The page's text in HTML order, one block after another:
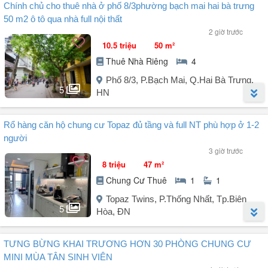
Nhà riêng thang máy Trường Chinh
- Diện tích: 45m² x 7 tầng - Mặt 6M
- Thiết kế : thông sàn,
- Có ĐH, NL
- Để ô tô trước nhà, 2 mặt thoáng (trước và sau)
HĐ lâu dài
Chính chủ cho thuê nhà ở phố 8/3phường bạch mai hai bà trưng
50 m2 ô tô qua nhà full nội thất
2 giờ trước
5
10.5 triệu 50 m²
Thuê Nhà Riêng 4
Phố 8/3, P.Bạch Mai, Q.Hai Bà Trưng,
HN
Người đăng: Hùng Nam
(1 tin đăng)
– Cho thuê nhà phố 8/3, đường ô tô, gần trường mầm non 8/3, bệnh
viện Thanh Nhàn, khu trung tâm quận Hai Bà Trưng, thuận tiện đi
các ngả. Nhà đã có điều hoà, bình nóng lạnh.
– Nhà diện tích: 50m² - 4 tầng- full nội thất
+ Tầng 1: Khách, bếp, vệ sinh.
+ Tầng 2: 2 ngủ - vệ sinh.
+ Tầng 4: Sân thượng phơi đồ có mái che.
Rổ hàng căn hộ chung cư Topaz đủ tầng và full NT phù hợp ở 1-2
người
3 giờ trước
5
8 triệu 47 m²
Chung Cư Thuê 1 1
Topaz Twins, P.Thống Nhất, Tp.Biên
Hòa, ĐN
Người đăng: Thu Hảo(10 tin đăng)
Dự án:
TƯNG BỪNG KHAI TRƯƠNG HƠN 30 PHÒNG CHUNG CƯ
MINI MÙA TÂN SINH VIÊN